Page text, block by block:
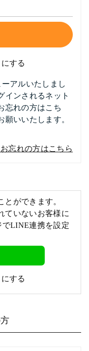
する
アルいたしまし
インされるネット
忘れの方はこち
願いいたします。
忘れの方はこちら
ができます。
ていないお客様に
LINE連携を設定
する